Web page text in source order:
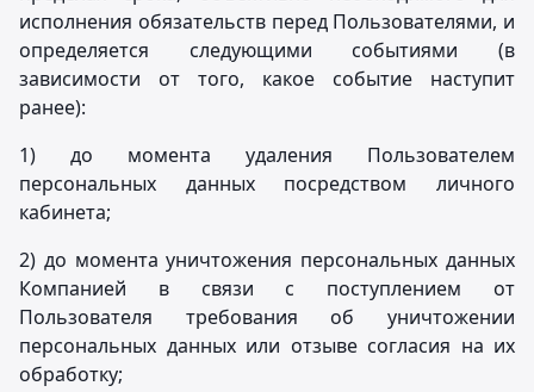
исполнения обязательств перед Пользователями, и
определяется следующими событиями (в
зависимости от того, какое событие наступит
ранее):
1) до момента удаления Пользователем
персональных данных посредством личного
кабинета;
2) до момента уничтожения персональных данных
Компанией в связи с поступлением от
Пользователя требования об уничтожении
персональных данных или отзыве согласия на их
обработку;